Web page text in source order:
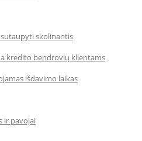
skolinantis
kredito bendrovių klientams
išdavimo laikas
ir pavojai